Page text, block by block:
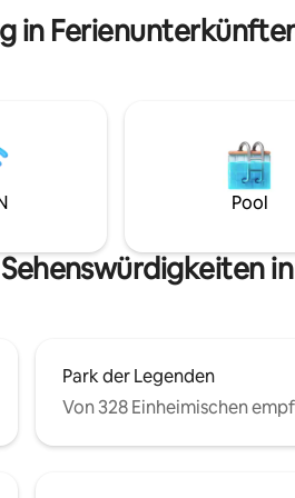
digitales Schloss,
Highspeed-WLAN, 3 55-
-
in
Pool
Park der Legenden
Von 328 Einheimischen